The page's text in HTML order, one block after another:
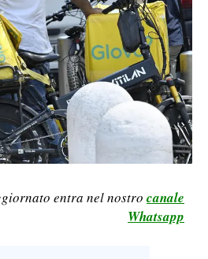
entra nel nostro canale
Whatsapp